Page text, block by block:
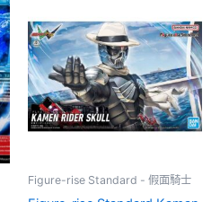
Figure-rise Standard - 假面騎士